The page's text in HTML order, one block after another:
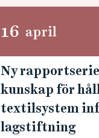
16 april
Ny
kunskap för
textilsystem
lagstiftning